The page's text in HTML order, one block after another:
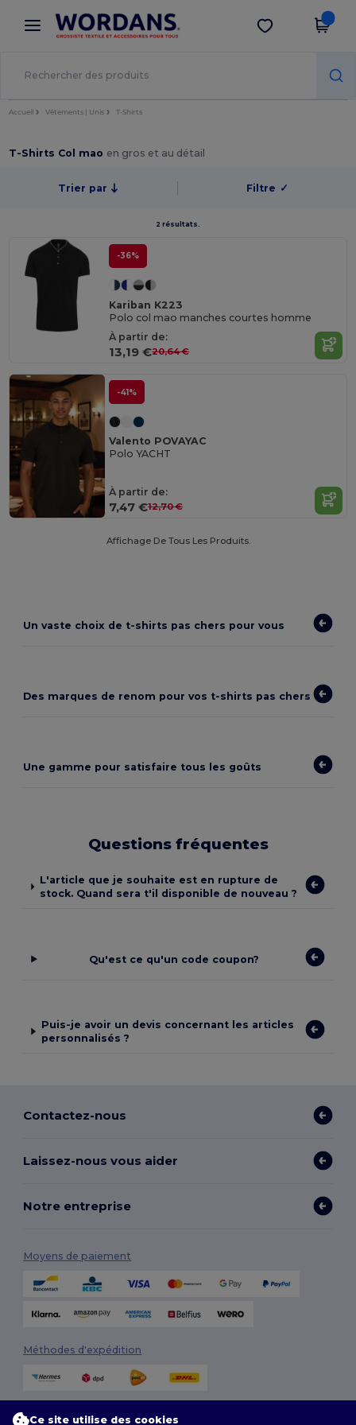
× Appli Wordans
Meilleurs prix sur l’app !
Obtenir l'appli
Accueil Vêtements | Unis T-Shirts
T-Shirts Col mao en gros et au détail
Trier par Filtre ✓
2 résultats.
-36%
Kariban K223
Polo col mao manches courtes homme
À partir de:
13,19 €20,64 €
-41%
Valento POVAYAC
Polo YACHT
À partir de:
7,47 €12,70 €
Affichage De Tous Les Produits.
Un vaste choix de t-shirts pas chers pour vous
Des marques de renom pour vos t-shirts pas chers
Une gamme pour satisfaire tous les goûts
Questions fréquentes
L'article que je souhaite est en rupture de
stock. Quand sera t'il disponible de nouveau ?
Qu'est ce qu'un code coupon?
Puis-je avoir un devis concernant les articles
personnalisés ?
Contactez-nous
Laissez-nous vous aider
Notre entreprise
Moyens de paiement
Méthodes d'expédition
Ce site utilise des cookies